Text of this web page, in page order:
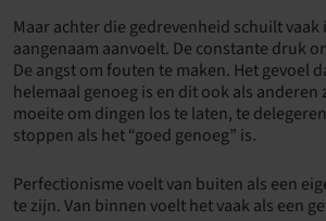
Maar achter die gedrevenheid schuilt
aangenaam aanvoelt. De constante druk
De angst om fouten te maken. Het gevoel
helemaal genoeg is en dit ook als anderen
moeite om dingen los te laten, te
stoppen als het “goed genoeg” is.
Perfectionisme voelt van buiten als een
te zijn. Van binnen voelt het vaak als een